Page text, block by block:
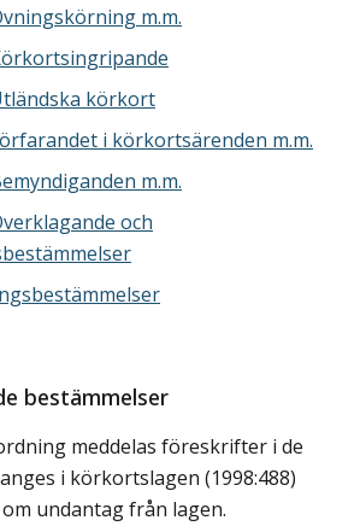
m.m.
körkort
i körkortsärenden m.m.
m.m.
och
bestämmelser
meddelas föreskrifter i de
i körkortslagen (1998:488)
undantag från lagen.